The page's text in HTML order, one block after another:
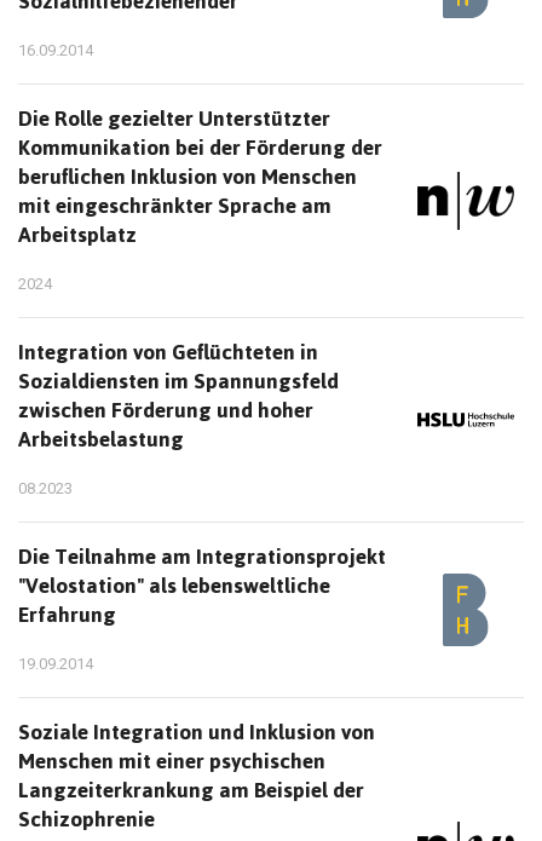
16.09.2014
Die Rolle gezielter Unterstützter
Kommunikation bei der Förderung der
beruflichen Inklusion von Menschen
mit eingeschränkter Sprache am
Arbeitsplatz
2024
Integration von Geflüchteten in
Sozialdiensten im Spannungsfeld
zwischen Förderung und hoher
Arbeitsbelastung
08.2023
Die Teilnahme am Integrationsprojekt
"Velostation" als lebensweltliche
Erfahrung
19.09.2014
Soziale Integration und Inklusion von
Menschen mit einer psychischen
Langzeiterkrankung am Beispiel der
Schizophrenie